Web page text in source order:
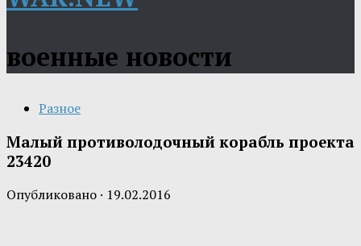
военные новости
Разное
Малый противолодочный корабль проекта
23420
Опубликовано · 19.02.2016